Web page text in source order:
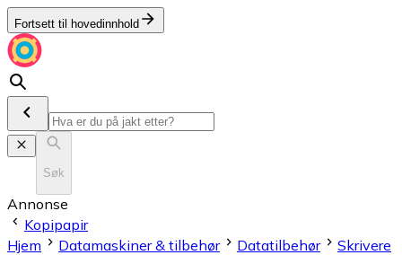
Fortsett til hovedinnhold
Søk
Annonse
Kopipapir
Hjem
Datamaskiner & tilbehør Datatilbehør
Skrivere